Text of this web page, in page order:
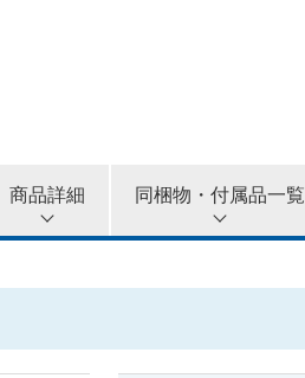
商品詳細 同梱物・付属品一覧